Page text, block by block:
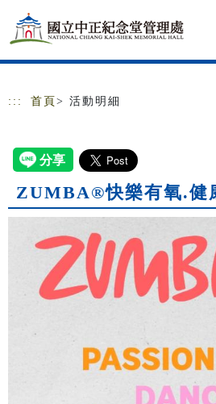
跳到主要內容
網站導覽
::: 首頁 > 活動明細
ZUMBA®快樂有氧.健